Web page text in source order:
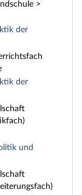
>
der
der
und